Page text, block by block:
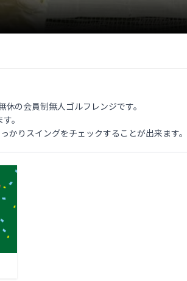
の会員制無人ゴルフレンジです。
。
かりスイングをチェックすることが出来ます。